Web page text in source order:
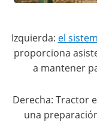
Izquierda: el
proporciona
a mantener
Derecha: Tractor
una